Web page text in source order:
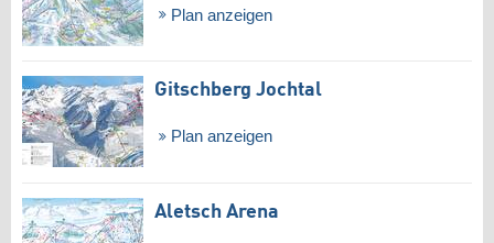
Plan anzeigen
Gitschberg Jochtal
Plan anzeigen
Aletsch Arena